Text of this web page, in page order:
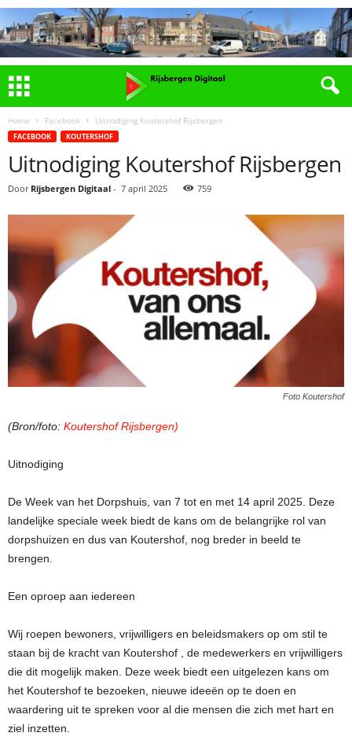
Home Facebook Uitnodiging Koutershof Rijsbergen
FACEBOOK KOUTERSHOF
Uitnodiging Koutershof Rijsbergen
Door Rijsbergen Digitaal - 7 april 2025 759
Foto Koutershof
(Bron/foto: Koutershof Rijsbergen)
Uitnodiging
De Week van het Dorpshuis, van 7 tot en met 14 april 2025. Deze
landelijke speciale week biedt de kans om de belangrijke rol van
dorpshuizen en dus van Koutershof, nog breder in beeld te
brengen.
Een oproep aan iedereen
Wij roepen bewoners, vrijwilligers en beleidsmakers op om stil te
staan bij de kracht van Koutershof , de medewerkers en vrijwilligers
die dit mogelijk maken. Deze week biedt een uitgelezen kans om
het Koutershof te bezoeken, nieuwe ideeën op te doen en
waardering uit te spreken voor al die mensen die zich met hart en
ziel inzetten.